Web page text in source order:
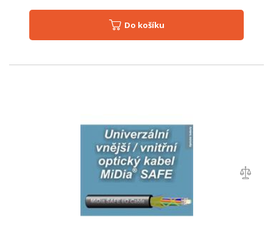
Do košíku